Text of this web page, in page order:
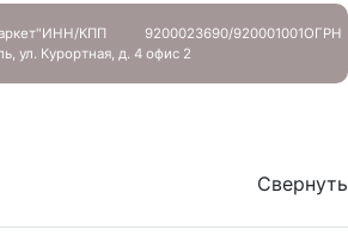
ИНН/КПП 9200023690/920001001ОГРН
ул. Курортная, д. 4 офис 2
Свернуть